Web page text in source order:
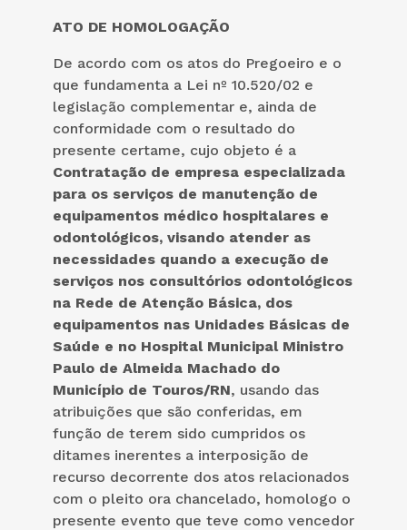
ATO DE HOMOLOGAÇÃO
De acordo com os atos do Pregoeiro e o
que fundamenta a Lei nº 10.520/02 e
legislação complementar e, ainda de
conformidade com o resultado do
presente certame, cujo objeto é a
Contratação de empresa especializada
para os serviços de manutenção de
equipamentos médico hospitalares e
odontológicos, visando atender as
necessidades quando a execução de
serviços nos consultórios odontológicos
na Rede de Atenção Básica, dos
equipamentos nas Unidades Básicas de
Saúde e no Hospital Municipal Ministro
Paulo de Almeida Machado do
Município de Touros/RN, usando das
atribuições que são conferidas, em
função de terem sido cumpridos os
ditames inerentes a interposição de
recurso decorrente dos atos relacionados
com o pleito ora chancelado, homologo o
presente evento que teve como vencedor